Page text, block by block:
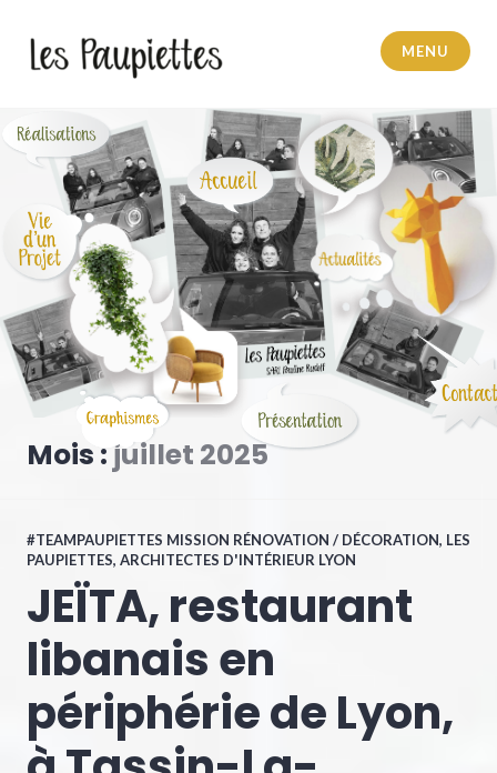
MENU
Mois : juillet 2025
#TEAMPAUPIETTES MISSION RÉNOVATION / DÉCORATION, LES
PAUPIETTES, ARCHITECTES D'INTÉRIEUR LYON
JEÏTA, restaurant
libanais en
périphérie de Lyon,